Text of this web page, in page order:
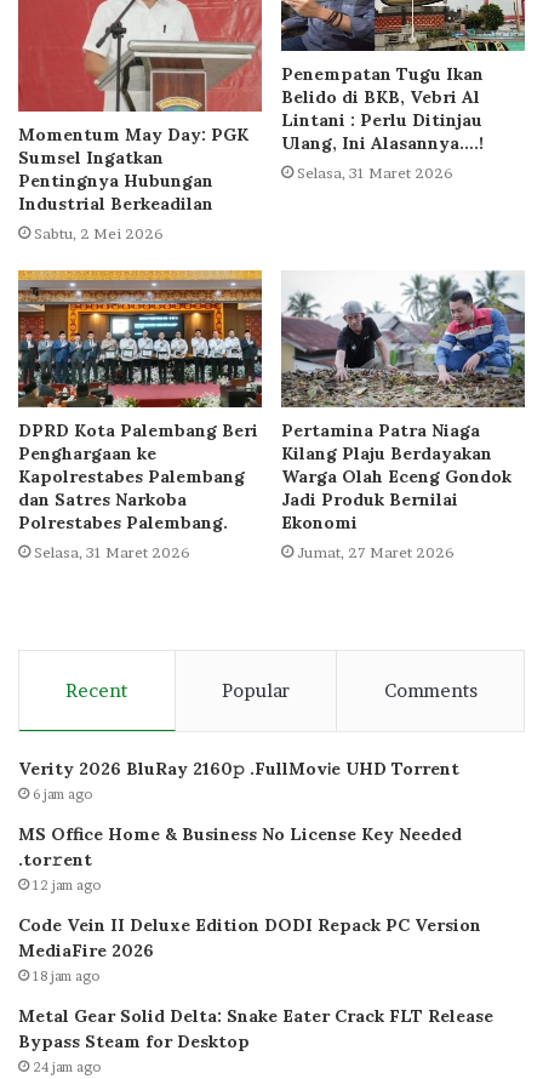
Momentum May Day: PGK
Sumsel Ingatkan
Pentingnya Hubungan
Industrial Berkeadilan
Sabtu, 2 Mei 2026
Penempatan Tugu Ikan
Belido di BKB, Vebri Al
Lintani : Perlu Ditinjau
Ulang, Ini Alasannya….!
Selasa, 31 Maret 2026
DPRD Kota Palembang Beri
Penghargaan ke
Kapolrestabes Palembang
dan Satres Narkoba
Polrestabes Palembang.
Selasa, 31 Maret 2026
Pertamina Patra Niaga
Kilang Plaju Berdayakan
Warga Olah Eceng Gondok
Jadi Produk Bernilai
Ekonomi
Jumat, 27 Maret 2026
Recent Popular Comments
Verity 2026 BluRay 2160𝚙 .FullMov𝗂e UHD Torrent
6 jam ago
MS Office Home & Business No License Key Needed
.tоr𝚛еnt
12 jam ago
Code Vein II Deluxe Edition DODI Repack PC Version
MediaFire 2026
18 jam ago
Metal Gear Solid Delta: Snake Eater Crack FLT Release
Bypass Steam for Desktop
24 jam ago